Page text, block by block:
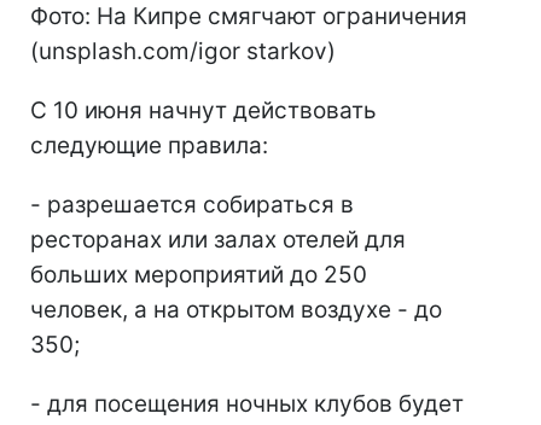
Фото: На Кипре смягчают ограничения
(unsplash.com/igor starkov)
С 10 июня начнут действовать
следующие правила:
- разрешается собираться в
ресторанах или залах отелей для
больших мероприятий до 250
человек, а на открытом воздухе - до
350;
- для посещения ночных клубов будет